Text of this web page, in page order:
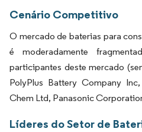
Cenário Competitivo
O mercado de baterias para
é moderadamente
participantes deste mercado
PolyPlus Battery Company
Chem Ltd, Panasonic
Líderes do Setor de